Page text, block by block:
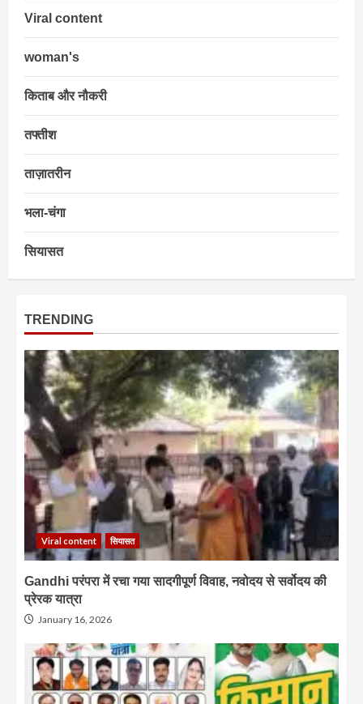
Viral content
woman's
किताब और नौकरी
तफ्तीश
ताज़ातरीन
भला-चंगा
सियासत
TRENDING
Viral content सियासत
Gandhi परंपरा में रचा गया सादगीपूर्ण विवाह, नवोदय से सर्वोदय की
प्रेरक यात्रा
January 16, 2026